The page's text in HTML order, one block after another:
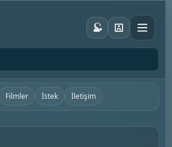
Filmler İstek İletişim